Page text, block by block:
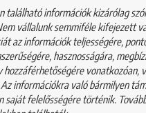
található információk kizárólag
vállalunk semmiféle kifejezett
az információk teljességére,
hasznosságára,
hozzáférhetőségére vonatkozóan,
információkra való bármilyen
saját felelősségére történik.